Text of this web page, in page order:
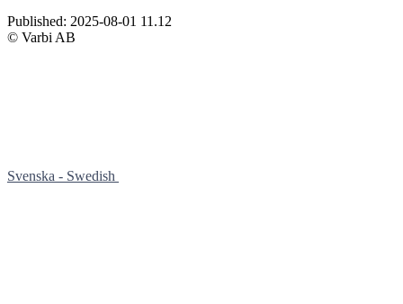
Published: 2025-08-01 11.12
© Varbi AB
Svenska - Swedish